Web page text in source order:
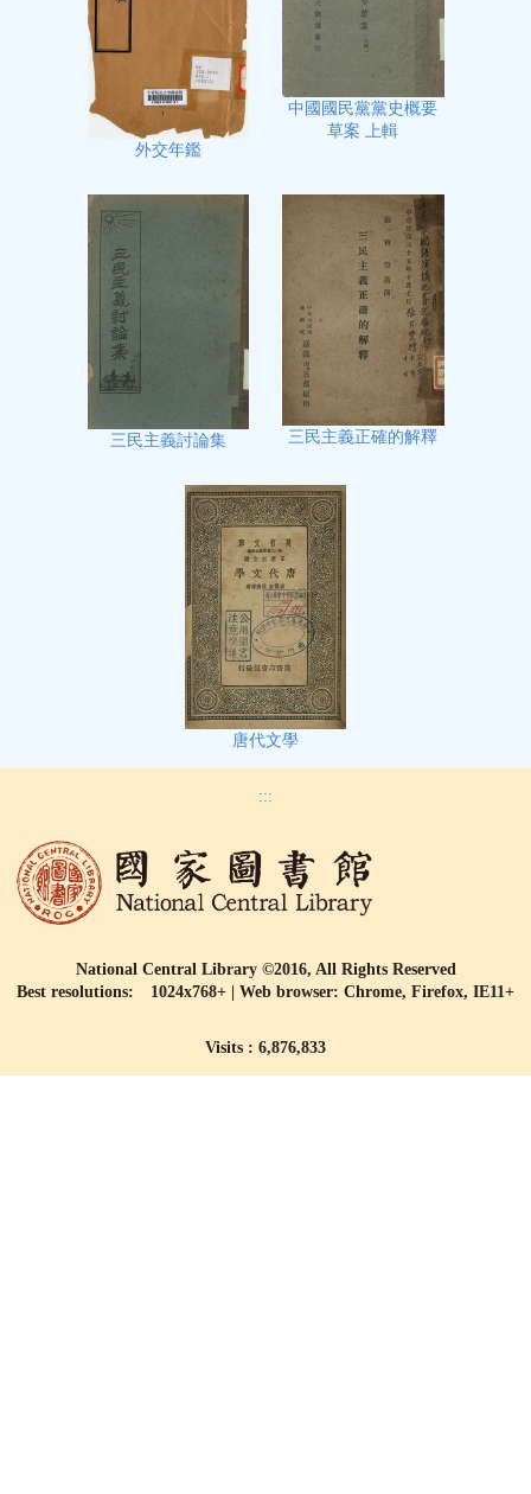
外交年鑑
中國國民黨黨史概要
草案 上輯
三民主義討論集 三民主義正確的解釋
唐代文學
:::
National Central Library ©2016, All Rights Reserved
Best resolutions: 1024x768+ | Web browser: Chrome, Firefox, IE11+
Visits : 6,876,833